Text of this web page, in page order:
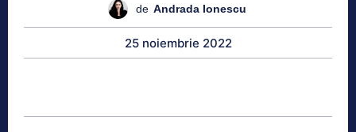
de Andrada Ionescu
25 noiembrie 2022